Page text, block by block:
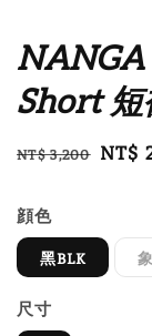
NANGA
Short 短
Regular
NT$ 3,200 Sale
NT$
顔色
黑BLK
尺寸